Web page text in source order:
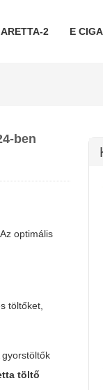
2 E
ben
optimális
töltőket,
töltő